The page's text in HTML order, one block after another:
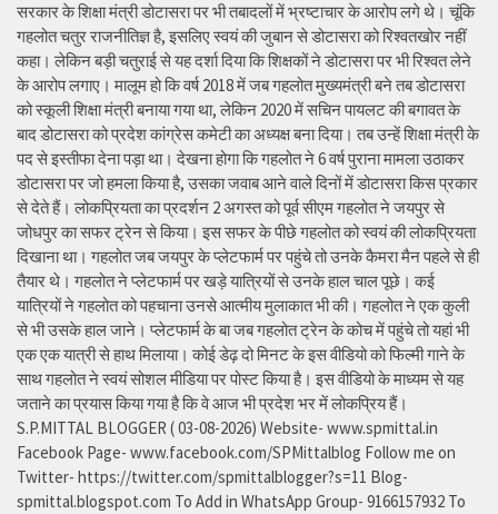
सरकार के शिक्षा मंत्री डोटासरा पर भी तबादलों में भ्रष्टाचार के आरोप लगे थे। चूंकि
गहलोत चतुर राजनीतिज्ञ है, इसलिए स्वयं की जुबान से डोटासरा को रिश्वतखोर नहीं
कहा। लेकिन बड़ी चतुराई से यह दर्शा दिया कि शिक्षकों ने डोटासरा पर भी रिश्वत लेने
के आरोप लगाए। मालूम हो कि वर्ष 2018 में जब गहलोत मुख्यमंत्री बने तब डोटासरा
को स्कूली शिक्षा मंत्री बनाया गया था, लेकिन 2020 में सचिन पायलट की बगावत के
बाद डोटासरा को प्रदेश कांग्रेस कमेटी का अध्यक्ष बना दिया। तब उन्हें शिक्षा मंत्री के
पद से इस्तीफा देना पड़ा था। देखना होगा कि गहलोत ने 6 वर्ष पुराना मामला उठाकर
डोटासरा पर जो हमला किया है, उसका जवाब आने वाले दिनों में डोटासरा किस प्रकार
से देते हैं। लोकप्रियता का प्रदर्शन 2 अगस्त को पूर्व सीएम गहलोत ने जयपुर से
जोधपुर का सफर ट्रेन से किया। इस सफर के पीछे गहलोत को स्वयं की लोकप्रियता
दिखाना था। गहलोत जब जयपुर के प्लेटफार्म पर पहुंचे तो उनके कैमरा मैन पहले से ही
तैयार थे। गहलोत ने प्लेटफार्म पर खड़े यात्रियों से उनके हाल चाल पूछे। कई
यात्रियों ने गहलोत को पहचाना उनसे आत्मीय मुलाकात भी की। गहलोत ने एक कुली
से भी उसके हाल जाने। प्लेटफार्म के बा जब गहलोत ट्रेन के कोच में पहुंचे तो यहां भी
एक एक यात्री से हाथ मिलाया। कोई डेढ़ दो मिनट के इस वीडियो को फिल्मी गाने के
साथ गहलोत ने स्वयं सोशल मीडिया पर पोस्ट किया है। इस वीडियो के माध्यम से यह
जताने का प्रयास किया गया है कि वे आज भी प्रदेश भर में लोकप्रिय हैं।
S.P.MITTAL BLOGGER ( 03-08-2026) Website- www.spmittal.in
Facebook Page- www.facebook.com/SPMittalblog Follow me on
Twitter- https://twitter.com/spmittalblogger?s=11 Blog-
spmittal.blogspot.com To Add in WhatsApp Group- 9166157932 To